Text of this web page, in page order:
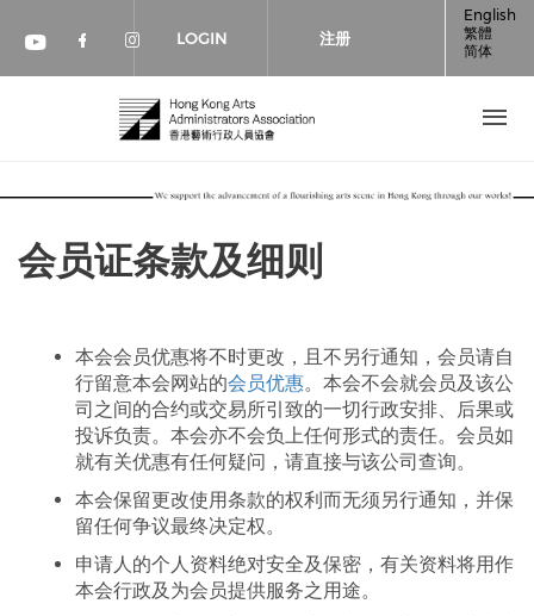
Check our social media on youtube
Check our social media on
Check our social media on
LOGIN 注册
English
繁體
简体
会员证条款及细则
本会会员优惠将不时更改，且不另行通知，会员请自
行留意本会网站的会员优惠。本会不会就会员及该公
司之间的合约或交易所引致的一切行政安排、后果或
投诉负责。本会亦不会负上任何形式的责任。会员如
就有关优惠有任何疑问，请直接与该公司查询。
本会保留更改使用条款的权利而无须另行通知，并保
留任何争议最终决定权。
申请人的个人资料绝对安全及保密，有关资料将用作
本会行政及为会员提供服务之用途。